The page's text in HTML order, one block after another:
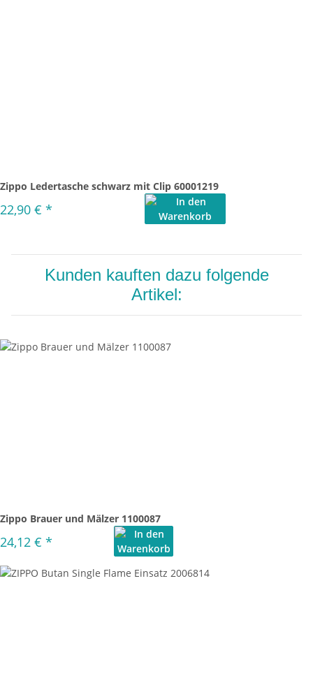
Zippo Ledertasche schwarz mit Clip 60001219
22,90 € *
Kunden kauften dazu folgende
Artikel:
Zippo Brauer und Mälzer 1100087
24,12 € *